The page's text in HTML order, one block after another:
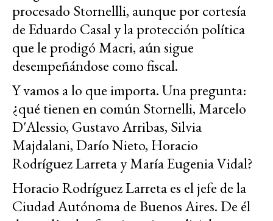
procesado Stornellli, aunque por cortesía
de Eduardo Casal y la protección política
que le prodigó Macri, aún sigue
desempeñándose como fiscal.
Y vamos a lo que importa. Una pregunta:
¿qué tienen en común Stornelli, Marcelo
D'Alessio, Gustavo Arribas, Silvia
Majdalani, Darío Nieto, Horacio
Rodríguez Larreta y María Eugenia Vidal?
Horacio Rodríguez Larreta es el jefe de la
Ciudad Autónoma de Buenos Aires. De él